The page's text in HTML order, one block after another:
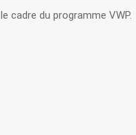
cadre du programme VWP.